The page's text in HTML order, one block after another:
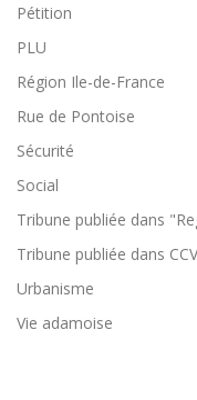
Pétition
PLU
Région Ile-de-France
Rue de Pontoise
Sécurité
Social
Tribune publiée dans
Tribune publiée dans
Urbanisme
Vie adamoise